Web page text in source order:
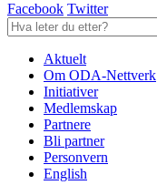
Facebook Twitter
Aktuelt
Om ODA-Nettverk
Initiativer
Medlemskap
Partnere
Bli partner
Personvern
English